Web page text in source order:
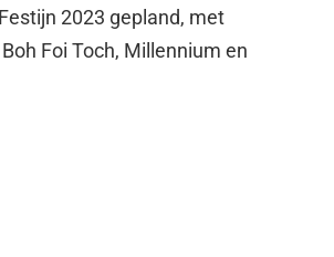
2023 gepland, met
Foi Toch, Millennium en